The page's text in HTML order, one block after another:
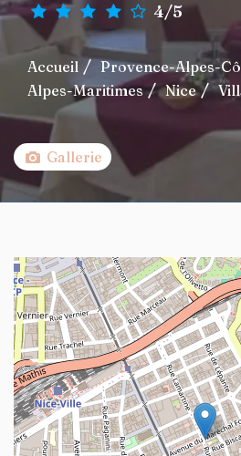
4/5
Accueil
Provence-Alpes-
Alpes-Maritimes
Nice
Gallerie
+
−